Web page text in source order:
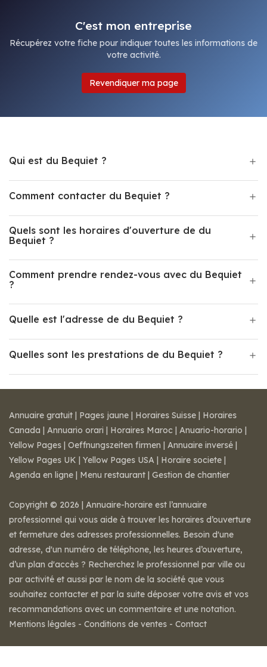
C'est mon entreprise
Récupérez votre fiche pour indiquer toutes les informations de
votre activité.
Revendiquer ma page
Qui est du Bequiet ?
Comment contacter du Bequiet ?
Quels sont les horaires d'ouverture de du
Bequiet ?
Comment prendre rendez-vous avec du Bequiet
?
Quelle est l'adresse de du Bequiet ?
Quelles sont les prestations de du Bequiet ?
Annuaire gratuit | Pages jaune | Horaires Suisse | Horaires
Canada | Annuario orari | Horaires Maroc | Anuario-horario |
Yellow Pages | Oeffnungszeiten firmen | Annuaire inversé |
Yellow Pages UK | Yellow Pages USA | Horaire societe |
Agenda en ligne | Menu restaurant | Gestion de chantier
Copyright © 2026 | Annuaire-horaire est l’annuaire
professionnel qui vous aide à trouver les horaires d’ouverture
et fermeture des adresses professionnelles. Besoin d'une
adresse, d'un numéro de téléphone, les heures d’ouverture,
d’un plan d'accès ? Recherchez le professionnel par ville ou
par activité et aussi par le nom de la société que vous
souhaitez contacter et par la suite déposer votre avis et vos
recommandations avec un commentaire et une notation.
Mentions légales - Conditions de ventes - Contact